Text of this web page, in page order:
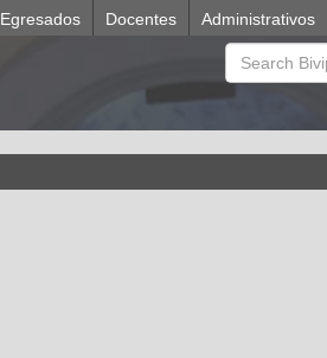
Egresados Docentes Administrativos